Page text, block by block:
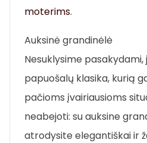
moterims.
Auksinė grandinėlė
Nesuklysime
papuošalų klasika, kurią
pačioms įvairiausioms
neabejoti: su auksine
atrodysite elegantiškai ir